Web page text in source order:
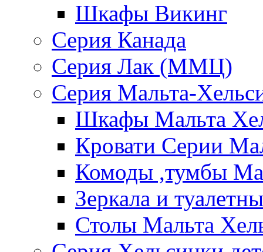
Шкафы Викинг
Серия Канада
Серия Лак (ММЦ)
Серия Мальта-
Шкафы Мальта
Кровати Серии
Комоды ,тумбы
Зеркала и
Столы Мальта